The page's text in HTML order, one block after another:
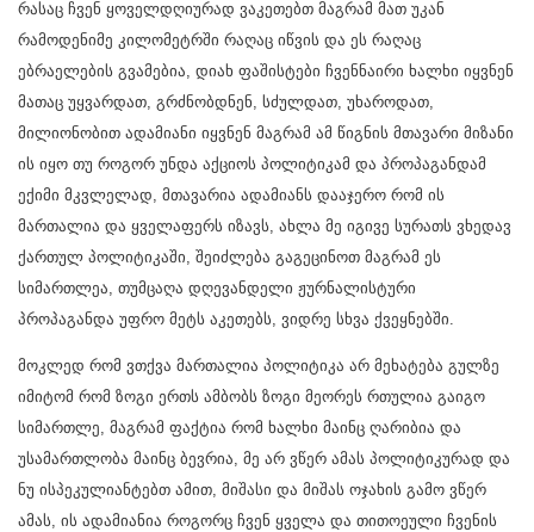
რასაც ჩვენ ყოველდღიურად ვაკეთებთ მაგრამ მათ უკან
რამოდენიმე კილომეტრში რაღაც იწვის და ეს რაღაც
ებრაელების გვამებია, დიახ ფაშისტები ჩვენნაირი ხალხი იყვნენ
მათაც უყვარდათ, გრძნობდნენ, სძულდათ, უხაროდათ,
მილიონობით ადამიანი იყვნენ მაგრამ ამ წიგნის მთავარი მიზანი
ის იყო თუ როგორ უნდა აქციოს პოლიტიკამ და პროპაგანდამ
ექიმი მკვლელად, მთავარია ადამიანს დააჯერო რომ ის
მართალია და ყველაფერს იზავს, ახლა მე იგივე სურათს ვხედავ
ქართულ პოლიტიკაში, შეიძლება გაგეცინოთ მაგრამ ეს
სიმართლეა, თუმცაღა დღევანდელი ჟურნალისტური
პროპაგანდა უფრო მეტს აკეთებს, ვიდრე სხვა ქვეყნებში.
მოკლედ რომ ვთქვა მართალია პოლიტიკა არ მეხატება გულზე
იმიტომ რომ ზოგი ერთს ამბობს ზოგი მეორეს რთულია გაიგო
სიმართლე, მაგრამ ფაქტია რომ ხალხი მაინც ღარიბია და
უსამართლობა მაინც ბევრია, მე არ ვწერ ამას პოლიტიკურად და
ნუ ისპეკულიანტებთ ამით, მიშასი და მიშას ოჯახის გამო ვწერ
ამას, ის ადამიანია როგორც ჩვენ ყველა და თითოეული ჩვენის